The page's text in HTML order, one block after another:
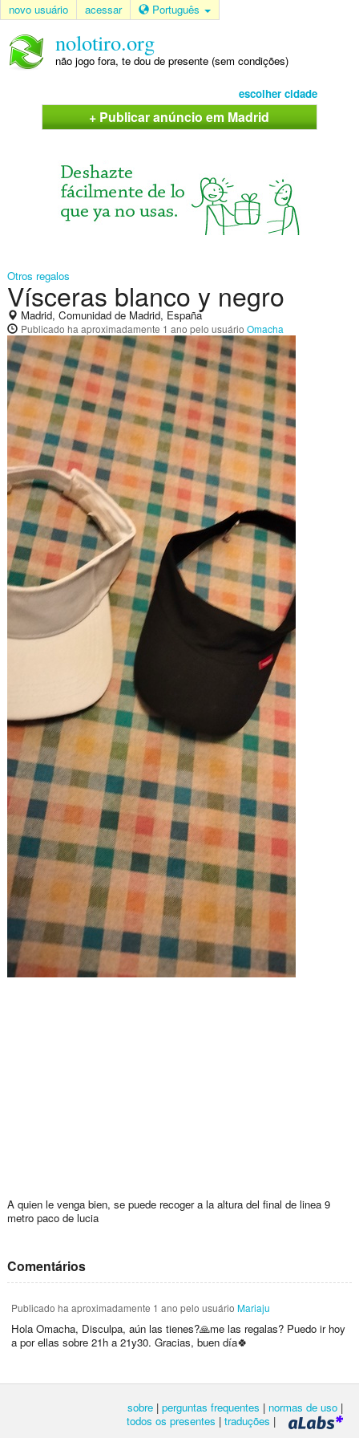
novo usuário acessar Português
nolotiro.org
não jogo fora, te dou de presente (sem condições)
escolher cidade
+ Publicar anúncio em Madrid
Otros regalos
Vísceras blanco y negro
Madrid, Comunidad de Madrid, España
Publicado ha aproximadamente 1 ano pelo usuário Omacha
A quien le venga bien, se puede recoger a la altura del final de linea 9
metro paco de lucia
Comentários
Publicado ha aproximadamente 1 ano pelo usuário Mariaju
Hola Omacha, Disculpa, aún las tienes?🙏me las regalas? Puedo ir hoy
a por ellas sobre 21h a 21y30. Gracias, buen día🍀
sobre | perguntas frequentes | normas de uso |
todos os presentes | traduções |